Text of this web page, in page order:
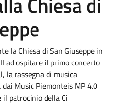
la Chiesa di San Giuseppe in
ad ospitare il primo concerto
la rassegna di musica
Music Piemonteis MP 4.0
il patrocinio della Ci